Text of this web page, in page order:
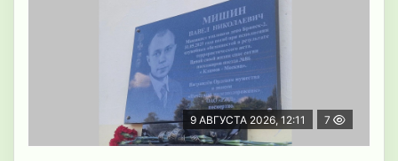
9 АВГУСТА 2026, 12:11 7